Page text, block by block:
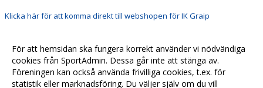
Klicka här för att komma direkt till webshopen för IK Graip
IK Graip & INTERSPORT
Fler nyheter >>
För att hemsidan ska fungera korrekt använder vi nödvändiga
cookies från SportAdmin. Dessa går inte att stänga av.
Föreningen kan också använda frivilliga cookies, t.ex. för
statistik eller marknadsföring. Du väljer själv om du vill